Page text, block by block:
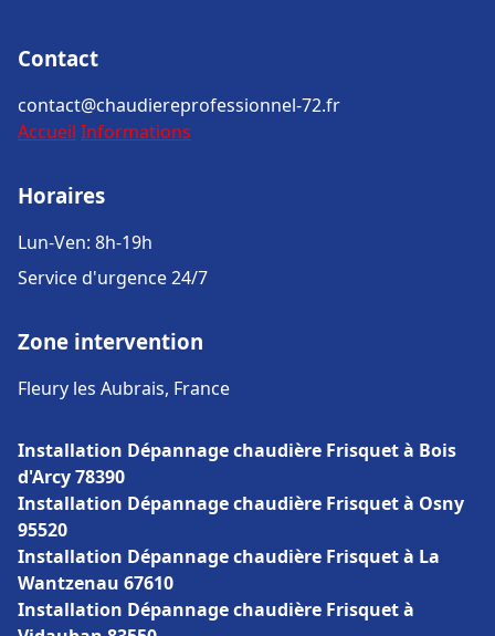
Contact
contact@chaudiereprofessionnel-72.fr
Accueil Informations
Horaires
Lun-Ven: 8h-19h
Service d'urgence 24/7
Zone intervention
Fleury les Aubrais, France
Installation Dépannage chaudière Frisquet à Bois
d'Arcy 78390
Installation Dépannage chaudière Frisquet à Osny
95520
Installation Dépannage chaudière Frisquet à La
Wantzenau 67610
Installation Dépannage chaudière Frisquet à